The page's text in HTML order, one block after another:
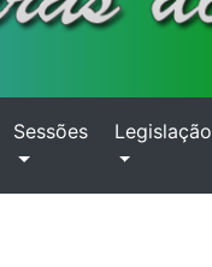
Sessões Legislação